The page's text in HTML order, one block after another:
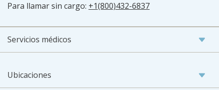
Para llamar sin cargo: +1(800)432-6837
Servicios médicos
Ubicaciones